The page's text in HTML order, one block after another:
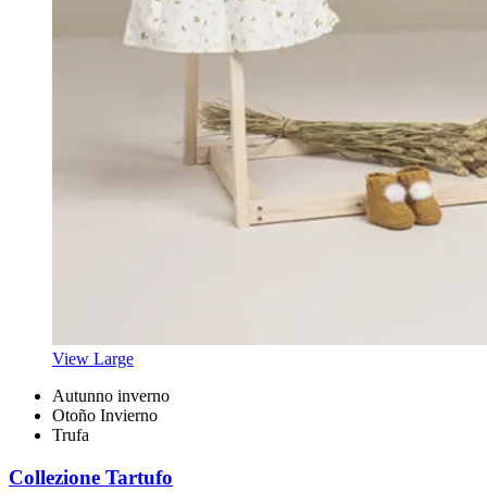
View Large
Autunno inverno
Otoño Invierno
Trufa
Collezione Tartufo